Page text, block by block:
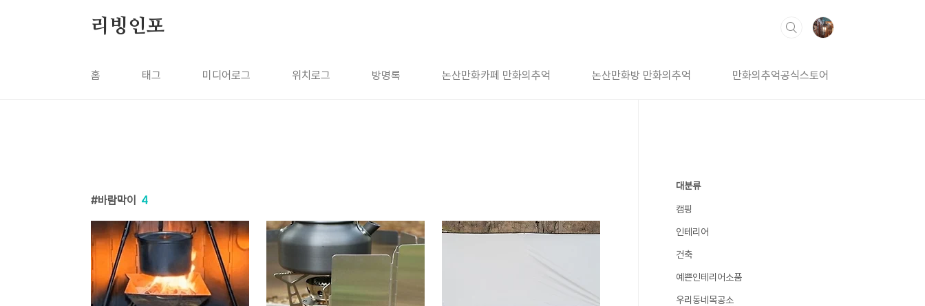
리빙인포
홈 태그 미디어로그 위치로그 방명록 논산만화카페 만화의추억 논산만화방 만화의추억 만화의추억공식스토어
바람막이 4
대분류
캠핑
인테리어
건축
예쁜인테리어소품
우리동네목공소